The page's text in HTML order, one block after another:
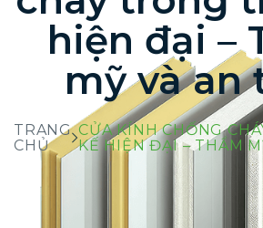
hiện đại –
mỹ và an
TRANG
CHỦ
CỬA KÍNH CHỐNG
KẾ HIỆN ĐẠI – THẨM